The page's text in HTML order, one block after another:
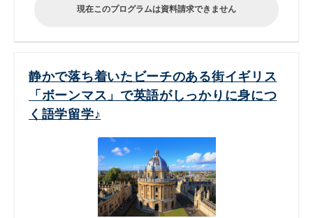
現在このプログラムは資料請求できません
静かで落ち着いたビーチのある街イギリス
「ボーンマス」で英語がしっかりに身につ
く語学留学♪